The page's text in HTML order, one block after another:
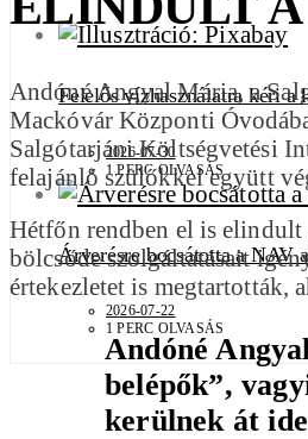
Felelős vízhasználatra kéri a
2026-07-30
1 PERC OLVASÁS
Árverésre bocsátotta a NAV
2026-07-22
1 PERC OLVASÁS
Andóné Angyal Mária, a
Mackóvár Központi
Salgótarjáni Költségvetési
felajánló szülőkkel együtt
Hétfőn rendben el is elindult
bölcsőde szolgáltatásait
értekezletet is megtartották,
Andóné
belépők”,
kerülnek át